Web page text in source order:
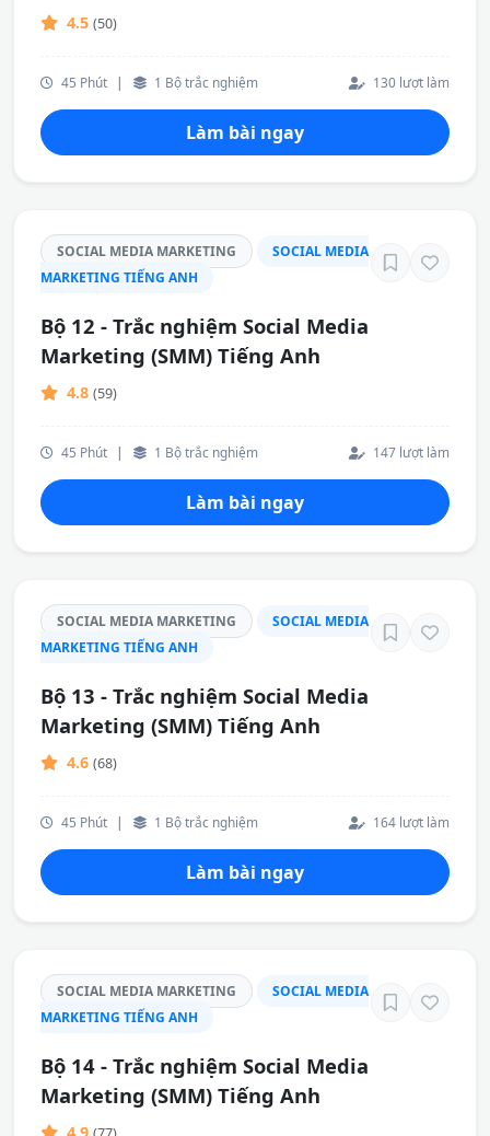
4.5 (50)
45 Phút | 1 Bộ trắc nghiệm 130 lượt làm
Làm bài ngay
SOCIAL MEDIA MARKETING
SOCIAL MEDIA
MARKETING TIẾNG ANH
Bộ 12 - Trắc nghiệm Social Media
Marketing (SMM) Tiếng Anh
4.8 (59)
45 Phút | 1 Bộ trắc nghiệm 147 lượt làm
Làm bài ngay
SOCIAL MEDIA MARKETING
SOCIAL MEDIA
MARKETING TIẾNG ANH
Bộ 13 - Trắc nghiệm Social Media
Marketing (SMM) Tiếng Anh
4.6 (68)
45 Phút | 1 Bộ trắc nghiệm 164 lượt làm
Làm bài ngay
SOCIAL MEDIA MARKETING
SOCIAL MEDIA
MARKETING TIẾNG ANH
Bộ 14 - Trắc nghiệm Social Media
Marketing (SMM) Tiếng Anh